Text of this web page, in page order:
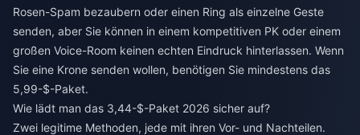
Rosen-Spam bezaubern oder einen Ring als einzelne Geste
senden, aber Sie können in einem kompetitiven PK oder einem
großen Voice-Room keinen echten Eindruck hinterlassen. Wenn
Sie eine Krone senden wollen, benötigen Sie mindestens das
5,99-$-Paket.
Wie lädt man das 3,44-$-Paket 2026 sicher auf?
Zwei legitime Methoden, jede mit ihren Vor- und Nachteilen.